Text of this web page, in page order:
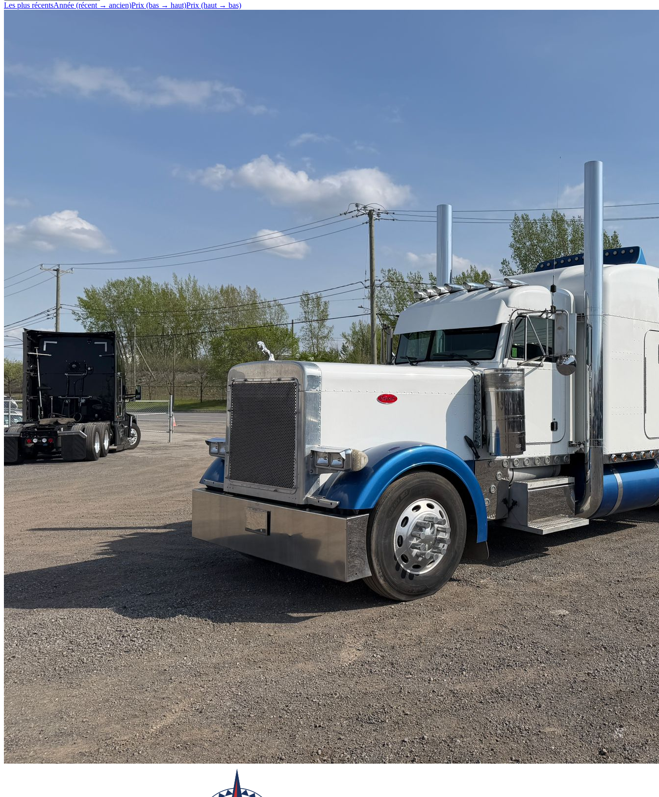
Les plus récentsAnnée (récent → ancien)Prix (bas → haut)Prix (haut → bas)